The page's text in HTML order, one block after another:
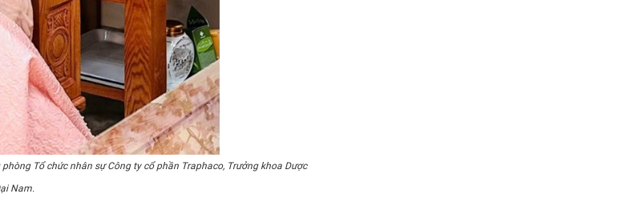
phòng Tổ chức nhân sự Công ty cổ phần Traphaco, Trưởng khoa Dược
Nam.